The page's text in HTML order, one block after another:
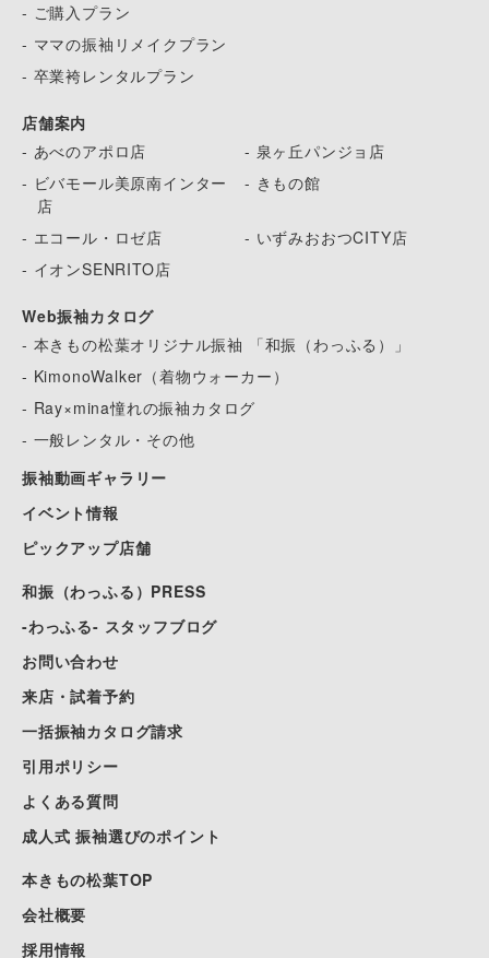
- ご購入プラン
- ママの振袖リメイクプラン
- 卒業袴レンタルプラン
店舗案内
- あべのアポロ店
- 泉ヶ丘パンジョ店
- ビバモール美原南インター
店
- きもの館
- エコール・ロゼ店
- いずみおおつCITY店
- イオンSENRITO店
Web振袖カタログ
- 本きもの松葉オリジナル振袖 「和振（わっふる）」
- KimonoWalker（着物ウォーカー）
- Ray×mina憧れの振袖カタログ
- 一般レンタル・その他
振袖動画ギャラリー
イベント情報
ピックアップ店舗
和振（わっふる）PRESS
-わっふる- スタッフブログ
お問い合わせ
来店・試着予約
一括振袖カタログ請求
引用ポリシー
よくある質問
成人式 振袖選びのポイント
本きもの松葉TOP
会社概要
採用情報